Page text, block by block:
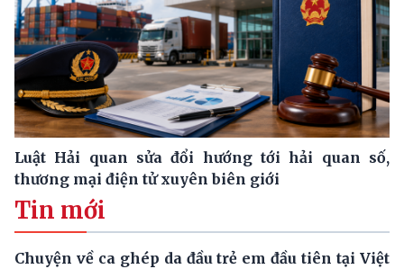
Luật Hải quan sửa đổi hướng tới hải quan số,
thương mại điện tử xuyên biên giới
Tin mới
Chuyện về ca ghép da đầu trẻ em đầu tiên tại Việt